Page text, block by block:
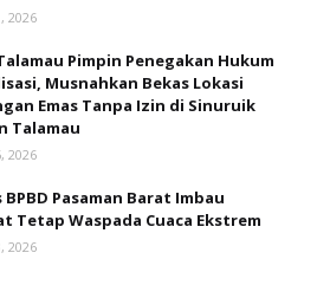
2026
Pimpin Penegakan Hukum
Musnahkan Bekas Lokasi
Emas Tanpa Izin di Sinuruik
Talamau
2026
Pasaman Barat Imbau
Tetap Waspada Cuaca Ekstrem
2026